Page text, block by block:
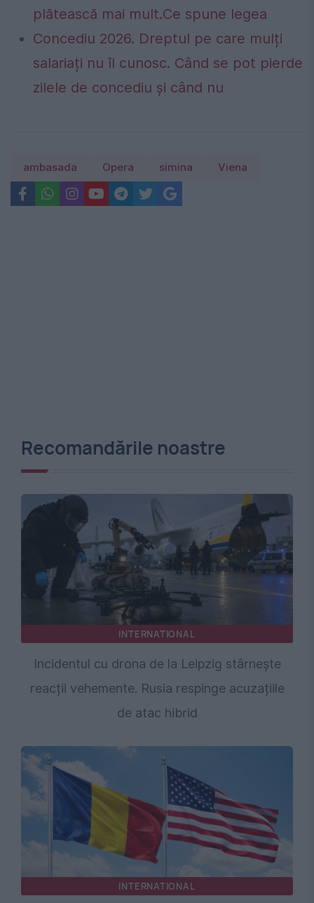
plătească mai mult.Ce spune legea
Concediu 2026. Dreptul pe care mulți
salariați nu îl cunosc. Când se pot pierde
zilele de concediu și când nu
ambasada Opera simina Viena
Recomandările noastre
INTERNATIONAL
Incidentul cu drona de la Leipzig stârnește
reacții vehemente. Rusia respinge acuzațiile
de atac hibrid
INTERNATIONAL